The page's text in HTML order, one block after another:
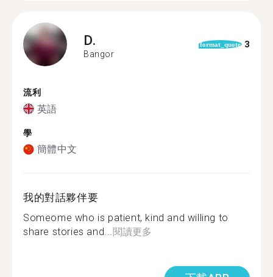
D.
Bangor
format_quote 3
流利
英語
學
簡體中文
我的對話夥伴要
Someome who is patient, kind and willing to
share stories and...閱讀更多